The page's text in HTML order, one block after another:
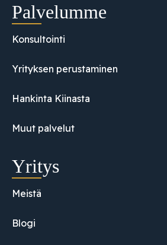
Palvelumme
Konsultointi
Yrityksen perustaminen
Hankinta Kiinasta
Muut palvelut
Yritys
Meistä
Blogi